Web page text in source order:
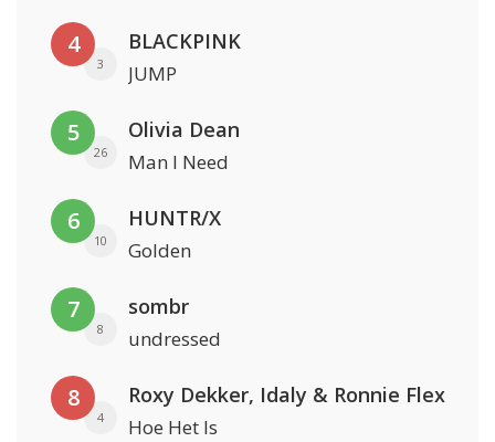
4
3
BLACKPINK
JUMP
5
26
Olivia Dean
Man I Need
6
10
HUNTR/X
Golden
7
8
sombr
undressed
8
4
Roxy Dekker, Idaly & Ronnie Flex
Hoe Het Is